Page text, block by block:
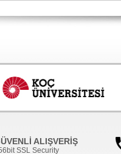
ALIŞVERİŞ
SSL Security